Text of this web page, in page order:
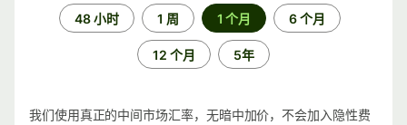
48 小时 1 周 1 个月 6 个月
12 个月 5年
我们使用真正的中间市场汇率，无暗中加价，不会加入隐性费